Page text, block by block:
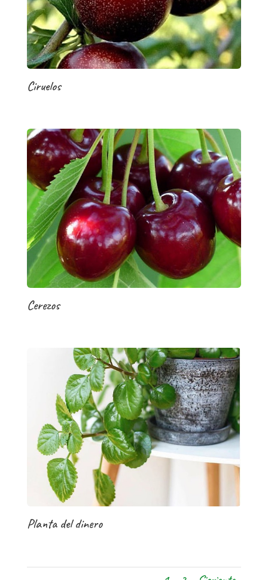
Ciruelos
Cerezos
Planta del dinero